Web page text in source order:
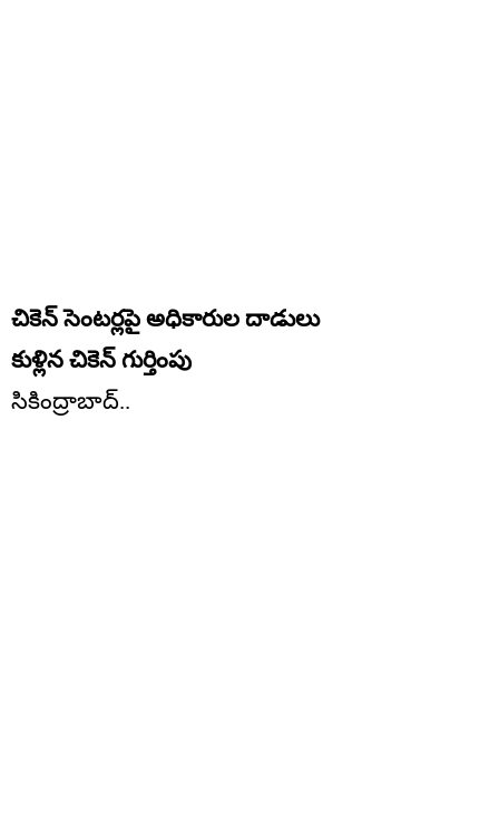
చికెన్ సెంటర్లపై అధికారుల దాడులు
కుళ్లిన చికెన్ గుర్తింపు
సికింద్రాబాద్..